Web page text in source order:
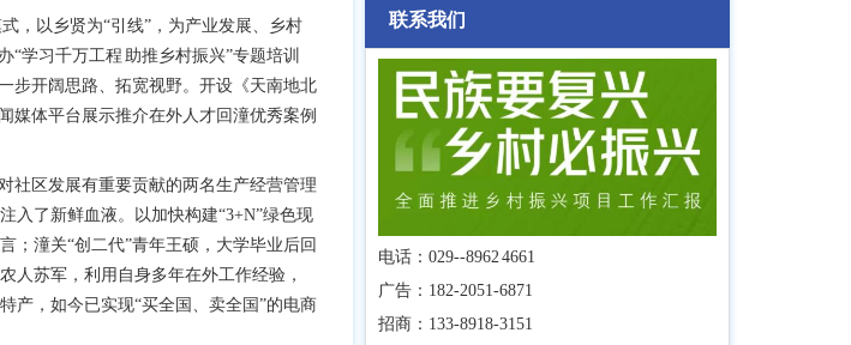
，以乡贤为“引线”，为产业发展、乡村
学习千万工程 助推乡村振兴”专题培训
步开阔思路、拓宽视野。开设《天南地北
媒体平台展示推介在外人才回潼优秀案例
社区发展有重要贡献的两名生产经营管理
入了新鲜血液。以加快构建“3+N”绿色现
；潼关“创二代”青年王硕，大学毕业后回
人苏军，利用自身多年在外工作经验，
产，如今已实现“买全国、卖全国”的电商
联系我们
电话：029--8962 4661
广告：182-2051-6871
招商：133-8918-3151